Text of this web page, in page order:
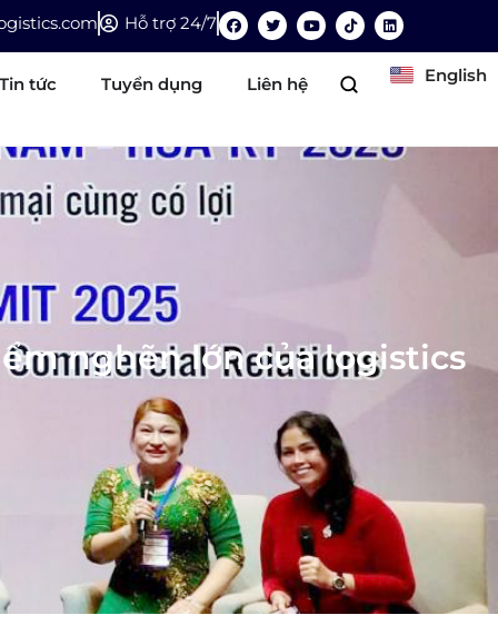
Hỗ trợ 24/7
tức Tuyển dụng Liên hệ English
nghẽn lớn của logistics